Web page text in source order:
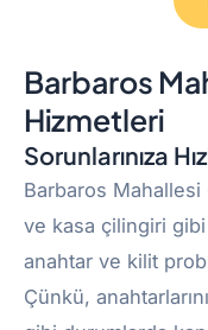
Barbaros
Hizmetleri
Sorunlarınıza
Barbaros
ve kasa çilingiri
anahtar ve kilit
Çünkü,